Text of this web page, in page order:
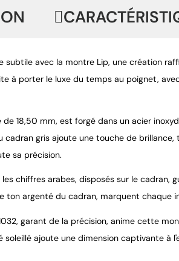
subtile avec la montre Lip, une création
à porter le luxe du temps au poignet,
18,50 mm, est forgé dans un acier
cadran gris ajoute une touche de
sa précision.
chiffres arabes, disposés sur le cadran,
ton argenté du cadran, marquent chaque
garant de la précision, anime cette
ajoute une dimension captivante à